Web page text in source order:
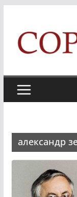
content
александр